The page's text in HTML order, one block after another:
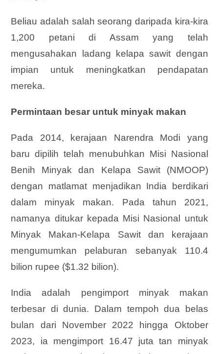
Beliau adalah salah seorang daripada kira-kira
1,200 petani di Assam yang telah
mengusahakan ladang kelapa sawit dengan
impian untuk meningkatkan pendapatan
mereka.
Permintaan besar untuk minyak makan
Pada 2014, kerajaan Narendra Modi yang
baru dipilih telah menubuhkan Misi Nasional
Benih Minyak dan Kelapa Sawit (NMOOP)
dengan matlamat menjadikan India berdikari
dalam minyak makan. Pada tahun 2021,
namanya ditukar kepada Misi Nasional untuk
Minyak Makan-Kelapa Sawit dan kerajaan
mengumumkan pelaburan sebanyak 110.4
bilion rupee ($1.32 bilion).
India adalah pengimport minyak makan
terbesar di dunia. Dalam tempoh dua belas
bulan dari November 2022 hingga Oktober
2023, ia mengimport 16.47 juta tan minyak